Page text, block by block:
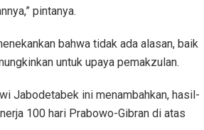
pintanya.
bahwa tidak ada alasan, baik
untuk upaya pemakzulan.
Jabodetabek ini menambahkan, hasil-
100 hari Prabowo-Gibran di atas